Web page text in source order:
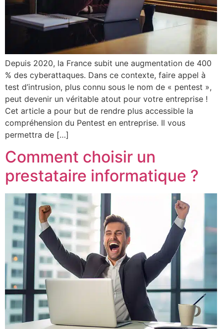
Depuis 2020, la France subit une augmentation de 400
% des cyberattaques. Dans ce contexte, faire appel à
test d’intrusion, plus connu sous le nom de « pentest »,
peut devenir un véritable atout pour votre entreprise !
Cet article a pour but de rendre plus accessible la
compréhension du Pentest en entreprise. Il vous
permettra de […]
Comment choisir un
prestataire informatique ?